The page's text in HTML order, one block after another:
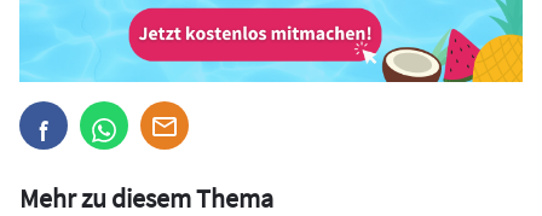
Mehr zu diesem Thema